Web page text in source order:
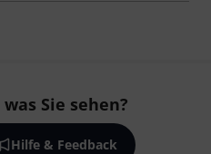
Sie sehen?
Hilfe & Feedback